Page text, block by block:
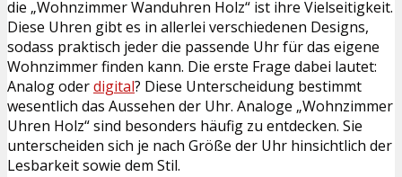
die „Wohnzimmer Wanduhren Holz“ ist ihre Vielseitigkeit.
Diese Uhren gibt es in allerlei verschiedenen Designs,
sodass praktisch jeder die passende Uhr für das eigene
Wohnzimmer finden kann. Die erste Frage dabei lautet:
Analog oderdigital? Diese Unterscheidung bestimmt
wesentlich das Aussehen der Uhr. Analoge „Wohnzimmer
Uhren Holz“ sind besonders häufig zu entdecken. Sie
unterscheiden sich je nach Größe der Uhr hinsichtlich der
Lesbarkeit sowie dem Stil.